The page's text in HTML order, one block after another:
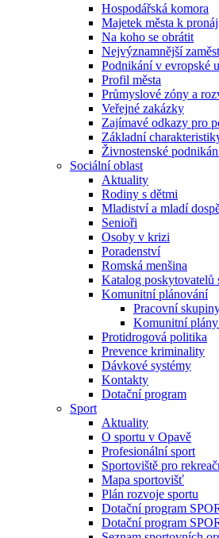
Hospodářská komora
Majetek města k
Na koho se obrátit
Nejvýznamnější
Podnikání v evropské
Profil města
Průmyslové zóny a
Veřejné zakázky
Zajímavé odkazy pro
Základní
Živnostenské
Sociální oblast
Aktuality
Rodiny s dětmi
Mladiství a mladí
Senioři
Osoby v krizi
Poradenství
Romská menšina
Katalog poskytovatelů
Komunitní plánování
Pracovní
Komunitní
Protidrogová politika
Prevence kriminality
Dávkové systémy
Kontakty
Dotační program
Sport
Aktuality
O sportu v Opavě
Profesionální sport
Sportoviště pro
Mapa sportovišť
Plán rozvoje sportu
Dotační program
Dotační program